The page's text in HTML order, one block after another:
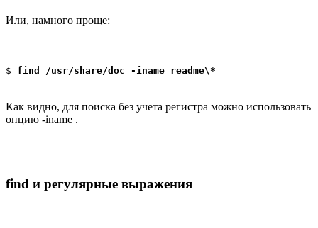
Или, намного проще:
$ find /usr/share/doc -iname readme\*
Как видно, для поиска без учета регистра можно использовать
опцию -iname .
find и регулярные выражения